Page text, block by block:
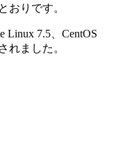
おりです。
Linux 7.5、CentOS
れました。